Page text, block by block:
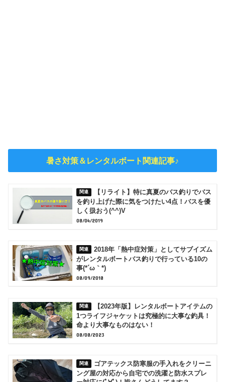
暑さ対策＆レンタルボート関連記事♪
【リライト】特に真夏のバス釣りでバス
を釣り上げた際に気をつけたい4点！バスを優
しく扱おう(^^)V
08/04/2019
2018年「熱中症対策」としてサブイズム
がレンタルボートバス釣りで行っている10の
事(*´ω｀*)
08/09/2018
【2023年版】レンタルボートアイテムの
1つライフジャケットは究極的に大事な釣具！
命より大事なものはない！
08/08/2023
ゴアテックス防寒服の手入れをクリーニ
ング屋の対応から自宅での洗濯と防水スプレ